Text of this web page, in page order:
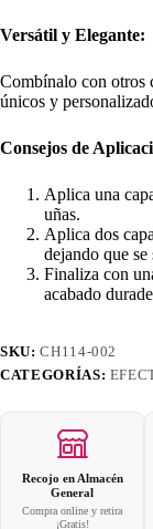
Versátil y Elegante:
Combínalo con otros
únicos y
Consejos de
Aplica una
uñas.
Aplica dos
dejando que se
Finaliza con
acabado
SKU:CH114-002
CATEGORÍAS:
Recojo en Almacén
General
Compra online y retira
¡Gratis!